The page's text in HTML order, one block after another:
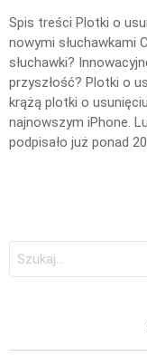
Spis treści Plotki o
nowymi słuchawkami
słuchawki?
przyszłość? Plotki o
krążą plotki o
najnowszym iPhone.
podpisało już ponad
Szukaj: